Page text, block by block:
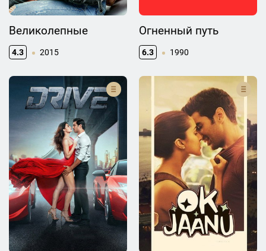
Великолепные
4.3 2015
Огненный путь
6.3 1990